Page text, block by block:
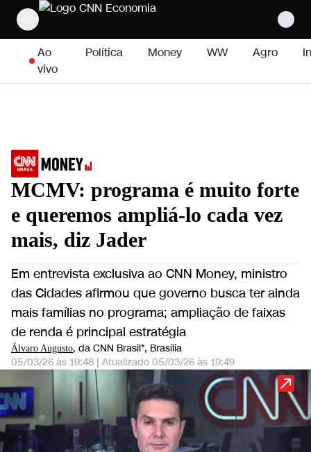
Pular para o conteúdo
Ao
vivo
Política Money WW Agro
MCMV: programa é muito forte
e queremos ampliá-lo cada vez
mais, diz Jader
Em entrevista exclusiva ao CNN Money, ministro
das Cidades afirmou que governo busca ter ainda
mais famílias no programa; ampliação de faixas
de renda é principal estratégia
Álvaro Augusto, da CNN Brasil*, Brasília
05/03/26 às 19:48 | Atualizado 05/03/26 às 19:49